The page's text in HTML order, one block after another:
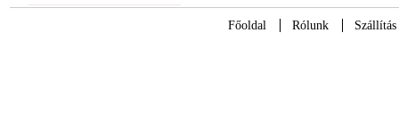
Főoldal Rólunk Szállítás